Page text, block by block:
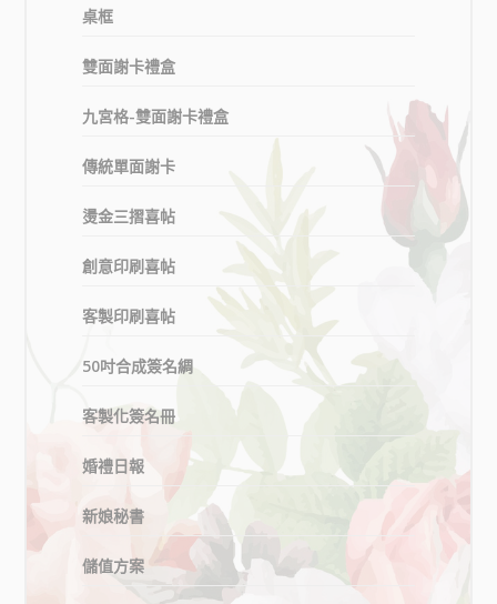
桌框
雙面謝卡禮盒
九宮格-雙面謝卡禮盒
傳統單面謝卡
燙金三摺喜帖
創意印刷喜帖
客製印刷喜帖
50吋合成簽名綢
客製化簽名冊
婚禮日報
新娘秘書
儲值方案